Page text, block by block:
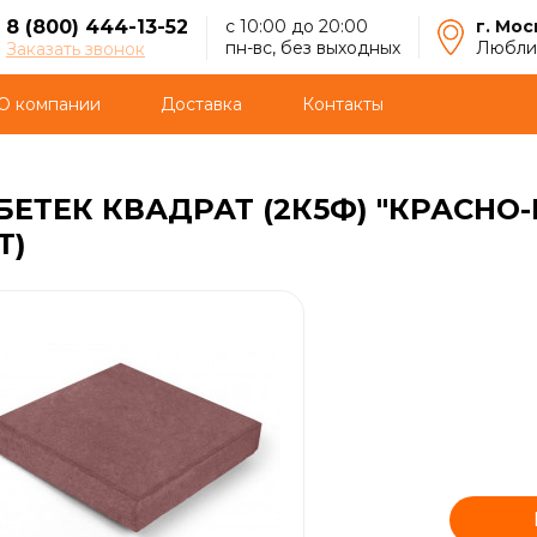
8 (800) 444-13-52
Заказать звонок
с 10:00 до 20:00
пн-вс, без выходных
г.
компании Доставка Контакты
КВАДРАТ (2К5Ф)